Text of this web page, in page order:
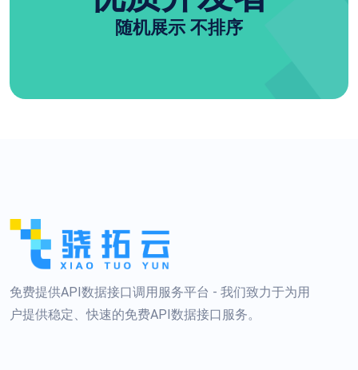
随机展示 不排序
免费提供API数据接口调用服务平台 - 我们致力于为用
户提供稳定、快速的免费API数据接口服务。